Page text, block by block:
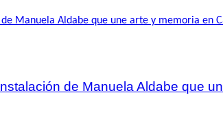
de Manuela Aldabe que